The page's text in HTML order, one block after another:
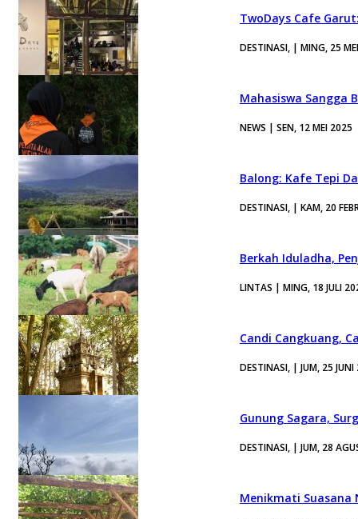
TwoDays Cafe
DESTINASI, | MING, 25
Mahasiswa Sangga
NEWS | SEN, 12 MEI 2025
Balong: Kafe Tepi
DESTINASI, | KAM, 20
Berkah Iduladha,
LINTAS | MING, 18 JULI
Candi Cangkuang,
DESTINASI, | JUM, 25
Gunung Sagara,
DESTINASI, | JUM, 28
Menikmati Suasana